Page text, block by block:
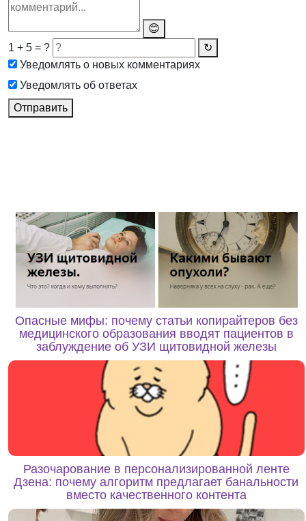
😊
1 + 5 = ?
↻
Уведомлять о новых комментариях
Уведомлять об ответах
Отправить
Опасные мифы: почему статьи копирайтеров без
медицинского образования вводят пациентов в
заблуждение об УЗИ щитовидной железы
Разочарование в персонализированной ленте
Дзена: почему алгоритм предлагает банальности
вместо качественного контента